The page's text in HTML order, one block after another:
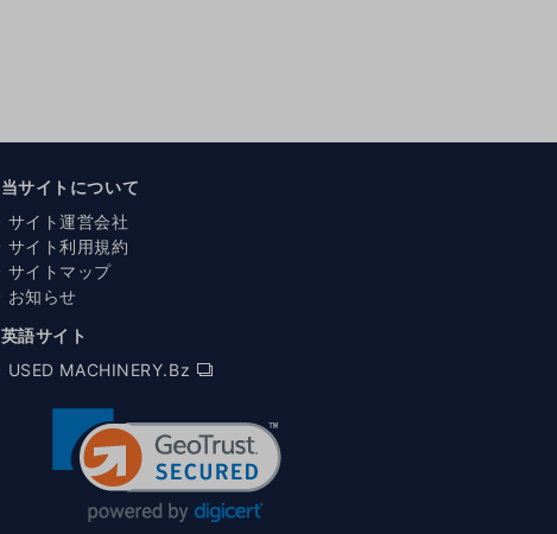
当サイトについて
サイト運営会社
サイト利用規約
サイトマップ
お知らせ
英語サイト
USED MACHINERY.Bz